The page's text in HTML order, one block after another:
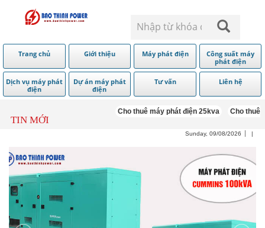
Trang chủ Giới thiệu Máy phát điện
Công suất máy
phát điện
Dịch vụ máy phát
điện
Dự án máy phát
điện
Tư vấn Liên hệ
TIN MỚI
Cho thuê máy phát điện 25kva Cho thuê
Sunday, 09/08/2026 |